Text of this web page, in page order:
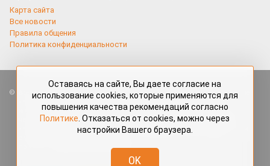
Карта сайта
Все новости
Правила общения
Политика конфиденциальности
Все права защищены. Любые материалы, размещённые на портале
«Красраб.ру» сотрудниками редакции, нештатными авторами
и читателями, являются объектами авторского права. Полное или
частичное использование материалов, размещённых на портале
«Красраб.ру», допускается только с письменного согласия редакции
redaktor@krasrab.krsn.ru.
Оставаясь на сайте, Вы даете согласие на
использование cookies, которые применяются для
повышения качества рекомендаций согласно
Политике . Отказаться от cookies, можно через
настройки Вашего браузера.
OK